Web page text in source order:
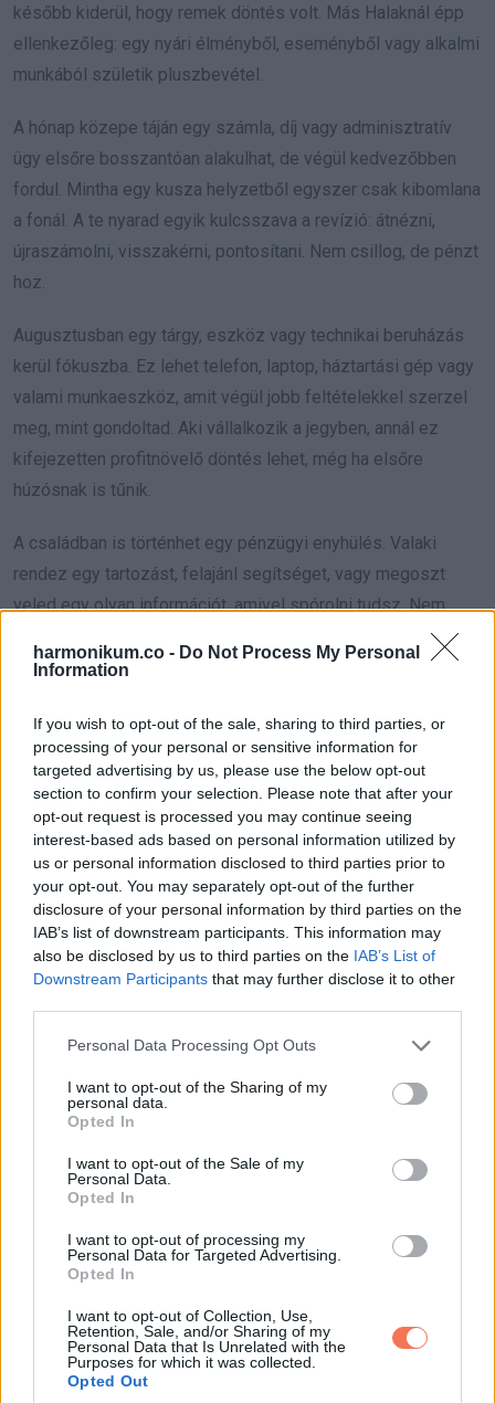
harmonikum.co - Do Not Process My Personal
Information
If you wish to opt-out of the sale, sharing to third parties, or
processing of your personal or sensitive information for
targeted advertising by us, please use the below opt-out
section to confirm your selection. Please note that after your
opt-out request is processed you may continue seeing
interest-based ads based on personal information utilized by
us or personal information disclosed to third parties prior to
your opt-out. You may separately opt-out of the further
disclosure of your personal information by third parties on the
IAB’s list of downstream participants. This information may
also be disclosed by us to third parties on the IAB’s List of
Downstream Participants that may further disclose it to other
Please note that this website/app uses one or more Google
not limited to your visit or usage behaviour. You may click to
grant or deny consent to Google and its third-party tags to
use your data for below specified purposes in below Google
consent section.
Personal Data Processing Opt Outs
I want to opt-out of the Sharing of my
personal data.
Opted In
I want to opt-out of the Sale of my
Personal Data.
Opted In
I want to opt-out of processing my
Personal Data for Targeted Advertising.
Opted In
I want to opt-out of Collection, Use,
Retention, Sale, and/or Sharing of my
Personal Data that Is Unrelated with the
Purposes for which it was collected.
Opted Out
később kiderül, hogy remek döntés volt. Más Halaknál épp
ellenkezőleg: egy nyári élményből, eseményből vagy alkalmi
munkából születik pluszbevétel.
A hónap közepe táján egy számla, díj vagy adminisztratív
ügy elsőre bosszantóan alakulhat, de végül kedvezőbben
fordul. Mintha egy kusza helyzetből egyszer csak kibomlana
a fonál. A te nyarad egyik kulcsszava a revízió: átnézni,
újraszámolni, visszakérni, pontosítani. Nem csillog, de pénzt
hoz.
Augusztusban egy tárgy, eszköz vagy technikai beruházás
kerül fókuszba. Ez lehet telefon, laptop, háztartási gép vagy
valami munkaeszköz, amit végül jobb feltételekkel szerzel
meg, mint gondoltad. Aki vállalkozik a jegyben, annál ez
kifejezetten profitnövelő döntés lehet, még ha elsőre
húzósnak is tűnik.
A családban is történhet egy pénzügyi enyhülés. Valaki
rendez egy tartozást, felajánl segítséget, vagy megoszt
veled egy olyan információt, amivel spórolni tudsz. Nem
világmegváltó összeg, de épp annyira jelentős, hogy a nyár
ne a folytonos matekozásról szóljon.
Nálad most a pénz nem feltétlenül bankjegy alakban érkezik,
hanem lehetőség, könnyebbség, kedvezmény, időnyereség
formájában is. Ez a fajta bőség sokszor alábecsült, pedig
nagyon is valós. Olyan, mint egy rejtett erezet a kőben: nem
rikító, de értékes.
Ha ingatlannal, lakhatással, biztosítással vagy családi
költségmegosztással kapcsolatos döntésed van, augusztus
második fele kedvezőbb terep lehet. A csillagok itt egyfajta
derűs tisztulást mutatnak, amikor a homályos részletek
azoknak, akik hosszabb távúmegtakarítás
biztosítás
ügyben lépnének.
A te nyarad végére nem feltétlenül leszel dúsgazdag, de
sokkal kevésbé leszel kiszolgáltatva. És néha ez a
legnagyobb nyereség. Hét év szerencse vár, ha kedvelés és
BIKA – A JÓZAN ÉSZ
MOST KÉZZEL FOGHATÓ